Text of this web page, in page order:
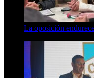
La oposición